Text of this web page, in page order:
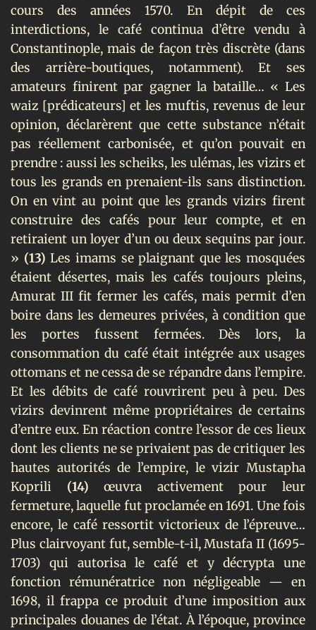
cours des années 1570. En dépit de ces
interdictions, le café continua d’être vendu à
Constantinople, mais de façon très discrète (dans
des arrière-boutiques, notamment). Et ses
amateurs finirent par gagner la bataille… « Les
waiz [prédicateurs] et les muftis, revenus de leur
opinion, déclarèrent que cette substance n’était
pas réellement carbonisée, et qu’on pouvait en
prendre : aussi les scheiks, les ulémas, les vizirs et
tous les grands en prenaient-ils sans distinction.
On en vint au point que les grands vizirs firent
construire des cafés pour leur compte, et en
retiraient un loyer d’un ou deux sequins par jour.
» (13) Les imams se plaignant que les mosquées
étaient désertes, mais les cafés toujours pleins,
Amurat III fit fermer les cafés, mais permit d’en
boire dans les demeures privées, à condition que
les portes fussent fermées. Dès lors, la
consommation du café était intégrée aux usages
ottomans et ne cessa de se répandre dans l’empire.
Et les débits de café rouvrirent peu à peu. Des
vizirs devinrent même propriétaires de certains
d’entre eux. En réaction contre l’essor de ces lieux
dont les clients ne se privaient pas de critiquer les
hautes autorités de l’empire, le vizir Mustapha
Koprili (14)œuvra activement pour leur
fermeture, laquelle fut proclamée en 1691. Une fois
encore, le café ressortit victorieux de l’épreuve…
Plus clairvoyant fut, semble-t-il, Mustafa II (1695-
1703) qui autorisa le café et y décrypta une
fonction rémunératrice non négligeable — en
1698, il frappa ce produit d’une imposition aux
principales douanes de l’état. À l’époque, province